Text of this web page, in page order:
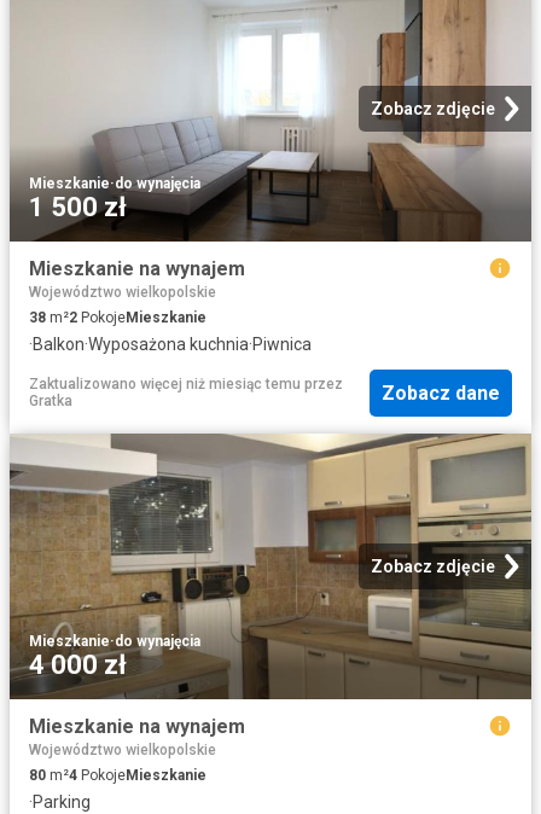
Zobacz zdjęcie
Mieszkanie·do wynajęcia
1 500 zł
Mieszkanie na wynajem
Województwo wielkopolskie
38 m²2 PokojeMieszkanie
·Balkon·Wyposażona kuchnia·Piwnica
Zaktualizowano więcej niż miesiąc temu przez
Gratka
Zobacz dane
Zobacz zdjęcie
Mieszkanie·do wynajęcia
4 000 zł
Mieszkanie na wynajem
Województwo wielkopolskie
80 m²4 PokojeMieszkanie
·Parking